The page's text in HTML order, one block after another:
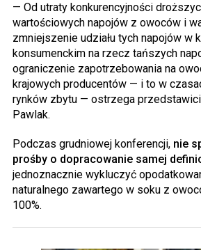
— Od utraty konkurencyjności
wartościowych napojów z owoców i
zmniejszenie udziału tych napojów w
konsumenckim na rzecz tańszych
ograniczenie zapotrzebowania na
krajowych producentów — i to w
rynków zbytu — ostrzega
Pawlak.
Podczas grudniowej konferencji, nie
prośby o dopracowanie samej
jednoznacznie wykluczyć
naturalnego zawartego w soku z
100%.